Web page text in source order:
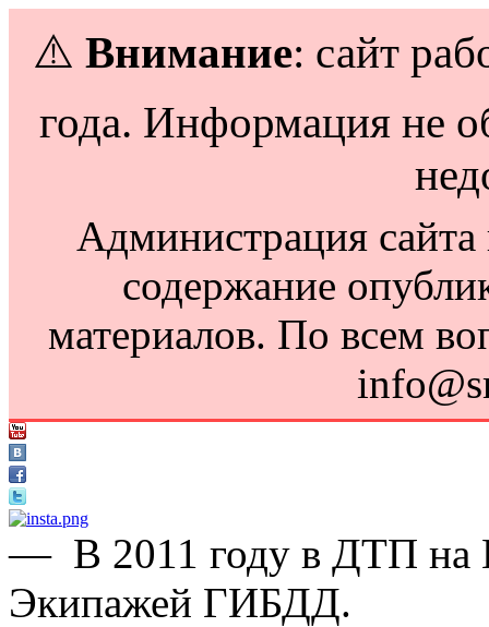
⚠️ Внимание: сайт
года. Информация не
Администрация сайта
содержание
материалов. По всем
— В 2011 году в ДТП на
Экипажей ГИБДД.